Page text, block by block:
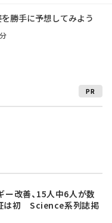
勝手に予想してみよう
PR
ー改善、15人中6人が数
は初 Science系列誌掲